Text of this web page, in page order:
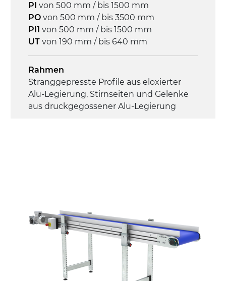
Steuerung
On/Off, E-Stopp, Motor-
Überlastungsschutz
PI von 500 mm / bis 1500 mm
PO von 500 mm / bis 3500 mm
PI1 von 500 mm / bis 1500 mm
UT von 190 mm / bis 640 mm
Rahmen
Stranggepresste Profile aus eloxierter
Alu-Legierung, Stirnseiten und Gelenke
aus druckgegossener Alu-Legierung
aus druckgegossener Alu-Legierung,
Beine aus verzinktem Metallrohr,
Schwenkräder mit/ohne Bremse (2+2)
Förderfläche
PU Oberfläche in Mattblau